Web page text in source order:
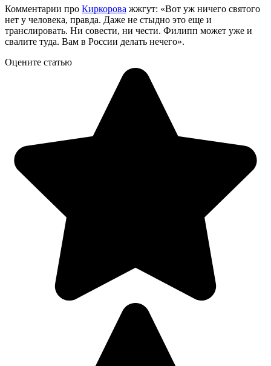
Комментарии про Киркорова жжгут: «Вот уж ничего святого
нет у человека, правда. Даже не стыдно это еще и
транслировать. Ни совести, ни чести. Филипп может уже и
свалите туда. Вам в России делать нечего».
Оцените статью